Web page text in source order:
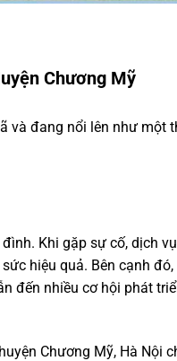
Chương Mỹ
và đang nổi lên như một
Khi gặp sự cố, dịch
hiệu quả. Bên cạnh
đến nhiều cơ hội phát
Chương Mỹ, Hà Nội